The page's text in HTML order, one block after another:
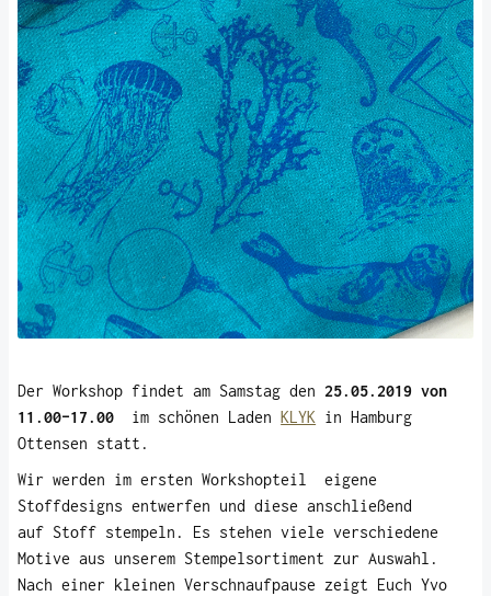
Der Workshop findet am Samstag den 25.05.2019 von
11.00-17.00 im schönen LadenKLYK in Hamburg
Ottensen statt.
Wir werden im ersten Workshopteil eigene
Stoffdesigns entwerfen und diese anschließend
auf Stoff stempeln. Es stehen viele verschiedene
Motive aus unserem Stempelsortiment zur Auswahl.
Nach einer kleinen Verschnaufpause zeigt Euch Yvo